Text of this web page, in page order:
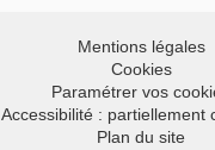
Mentions légales
Cookies
Paramétrer vos
Accessibilité : partiellement
Plan du site